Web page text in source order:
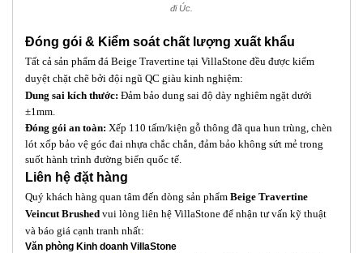
đi Úc.
Đóng gói & Kiểm soát chất lượng xuất khẩu
Tất cả sản phẩm đá Beige Travertine tại VillaStone đều được kiểm
duyệt chặt chẽ bởi đội ngũ QC giàu kinh nghiệm:
Dung sai kích thước: Đảm bảo dung sai độ dày nghiêm ngặt dưới
±1mm.
Đóng gói an toàn: Xếp 110 tấm/kiện gỗ thông đã qua hun trùng, chèn
lót xốp bảo vệ góc đai nhựa chắc chắn, đảm bảo không sứt mẻ trong
suốt hành trình đường biển quốc tế.
Liên hệ đặt hàng
Quý khách hàng quan tâm đến dòng sản phẩm Beige Travertine
Veincut Brushed vui lòng liên hệ VillaStone để nhận tư vấn kỹ thuật
và báo giá cạnh tranh nhất:
Văn phòng Kinh doanh VillaStone